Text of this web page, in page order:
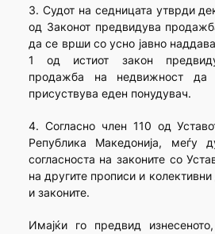
3. Судот на седницата утврди
од Законот предвидува
да се врши со усно јавно
1 од истиот закон
продажба на недвижност
присуствува еден понудувач.
4. Согласно член 110 од
Република Македонија, меѓу
согласноста на законите со
на другите прописи и
и законите.
Имајќи го предвид